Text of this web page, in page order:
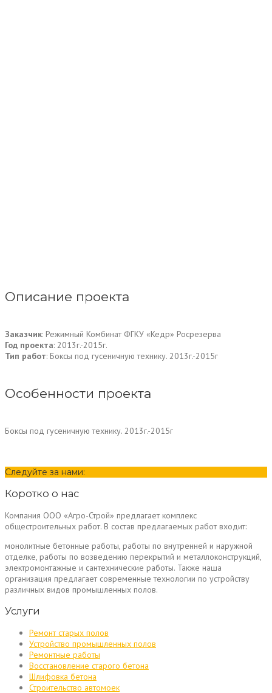
Описание проекта
Заказчик: Режимный Комбинат ФГКУ «Кедр» Росрезерва
Год проекта: 2013г.-2015г.
Тип работ: Боксы под гусеничную технику. 2013г.-2015г
Особенности проекта
Боксы под гусеничную технику. 2013г.-2015г
Следуйте за нами:
Коротко о нас
Компания ООО «Агро-Строй» предлагает комплекс
общестроительных работ. В состав предлагаемых работ входит:
монолитные бетонные работы, работы по внутренней и наружной
отделке, работы по возведению перекрытий и металлоконструкций,
электромонтажные и сантехнические работы. Также наша
организация предлагает современные технологии по устройству
различных видов промышленных полов.
Услуги
Ремонт старых полов
Устройство промышленных полов
Ремонтные работы
Восстановление старого бетона
Шлифовка бетона
Строительство автомоек